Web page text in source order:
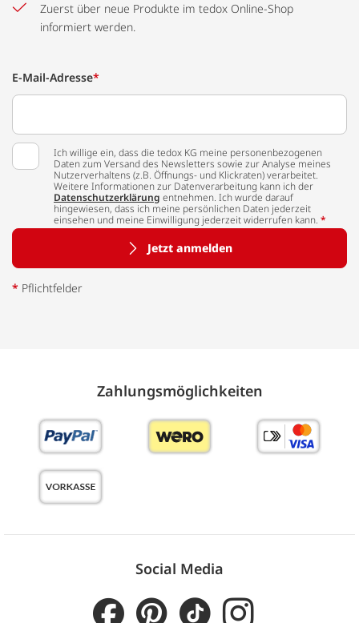
Zuerst über neue Produkte im tedox Online-Shop
informiert werden.
E-Mail-Adresse*
Ich willige ein, dass die tedox KG meine personenbezogenen
Daten zum Versand des Newsletters sowie zur Analyse meines
Nutzerverhaltens (z.B. Öffnungs- und Klickraten) verarbeitet.
Weitere Informationen zur Datenverarbeitung kann ich der
Datenschutzerklärung entnehmen. Ich wurde darauf
hingewiesen, dass ich meine persönlichen Daten jederzeit
einsehen und meine Einwilligung jederzeit widerrufen kann. *
Jetzt anmelden
* Pflichtfelder
Zahlungs­möglich­keiten
Social Media